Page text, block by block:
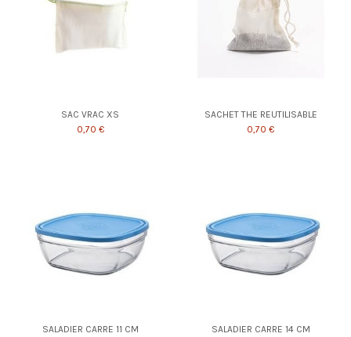
SAC VRAC XS
0,70 €
SACHET THE REUTILISABLE
0,70 €
SALADIER CARRE 11 CM
SALADIER CARRE 14 CM